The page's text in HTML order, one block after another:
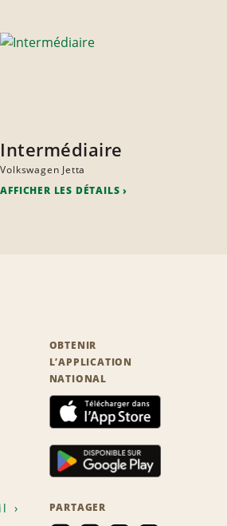
Intermédiaire
Volkswagen Jetta
AFFICHER LES DÉTAILS
OBTENIR
L’APPLICATION
NATIONAL
PARTAGER